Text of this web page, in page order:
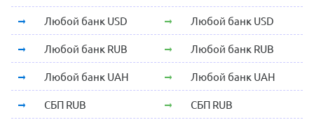
Любой банк USD Любой банк USD
Любой банк RUB Любой банк RUB
Любой банк UAH Любой банк UAH
СБП RUB СБП RUB